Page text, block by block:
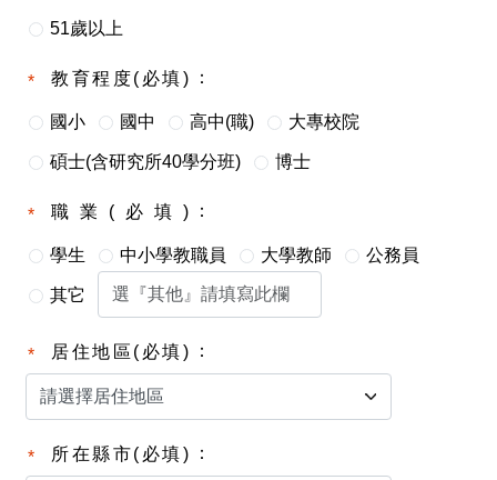
51歲以上
教育程度(必填)
國小 國中 高中(職) 大專校院
碩士(含研究所40學分班) 博士
職業(必填)
學生 中小學教職員 大學教師 公務員
其它
居住地區(必填)
所在縣市(必填)